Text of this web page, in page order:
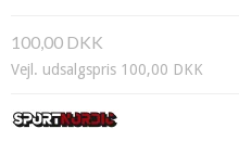
100,00 DKK
Vejl. udsalgspris 100,00 DKK